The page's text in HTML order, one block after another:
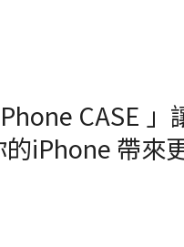
CASE 」
iPhone 帶來